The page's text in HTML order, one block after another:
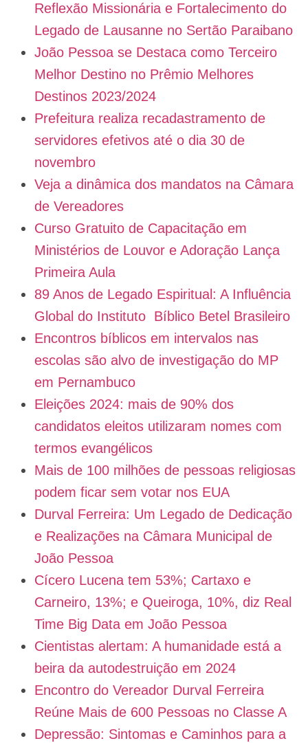
Reflexão Missionária e Fortalecimento do
Legado de Lausanne no Sertão Paraibano
João Pessoa se Destaca como Terceiro
Melhor Destino no Prêmio Melhores
Destinos 2023/2024
Prefeitura realiza recadastramento de
servidores efetivos até o dia 30 de
novembro
Veja a dinâmica dos mandatos na Câmara
de Vereadores
Curso Gratuito de Capacitação em
Ministérios de Louvor e Adoração Lança
Primeira Aula
89 Anos de Legado Espiritual: A Influência
Global do Instituto Bíblico Betel Brasileiro
Encontros bíblicos em intervalos nas
escolas são alvo de investigação do MP
em Pernambuco
Eleições 2024: mais de 90% dos
candidatos eleitos utilizaram nomes com
termos evangélicos
Mais de 100 milhões de pessoas religiosas
podem ficar sem votar nos EUA
Durval Ferreira: Um Legado de Dedicação
e Realizações na Câmara Municipal de
João Pessoa
Cícero Lucena tem 53%; Cartaxo e
Carneiro, 13%; e Queiroga, 10%, diz Real
Time Big Data em João Pessoa
Cientistas alertam: A humanidade está a
beira da autodestruição em 2024
Encontro do Vereador Durval Ferreira
Reúne Mais de 600 Pessoas no Classe A
Depressão: Sintomas e Caminhos para a